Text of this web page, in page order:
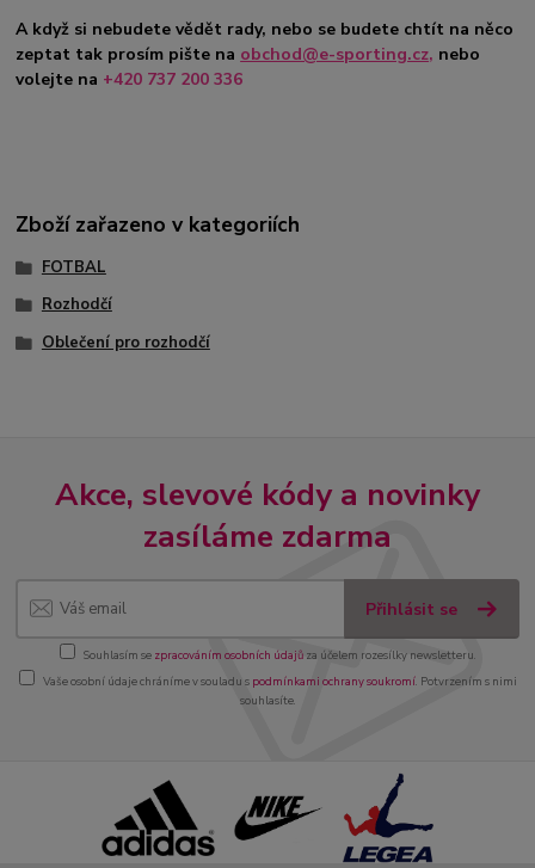
A když si nebudete vědět rady, nebo se budete chtít na něco
zeptat tak prosím pište na obchod@e-sporting.cz, nebo
volejte na +420 737 200 336
Zboží zařazeno v kategoriích
FOTBAL
Rozhodčí
Oblečení pro rozhodčí
Akce, slevové kódy a novinky
zasíláme zdarma
Přihlásit se
Souhlasím se zpracováním osobních údajůza účelem rozesílky newsletteru.
Vaše osobní údaje chráníme v souladu s podmínkami ochrany soukromí. Potvrzením s nimi
souhlasíte.